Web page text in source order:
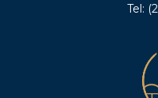
Tel: